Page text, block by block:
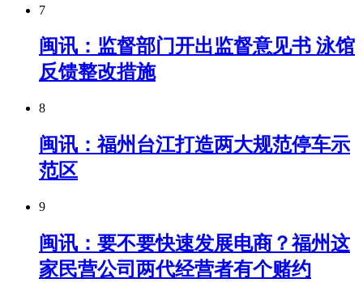
7
闽讯：监督部门开出监督意见书 泳馆
反馈整改措施
8
闽讯：​福州台江打造两大规范停车示
范区
9
闽讯：要不要快速发展电商？福州这
家民营公司两代经营者有个赌约